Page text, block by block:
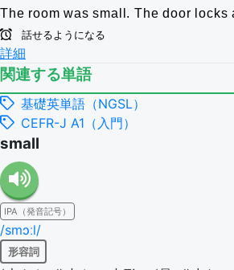
The room was small. The door locks
話せるようになる
詳細
関連する単語
基礎英単語（NGSL）
CEFR-J A1（入門）
small
IPA（発音記号）
/smɔːl/
形容詞